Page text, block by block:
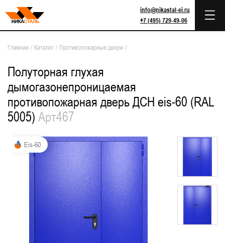
info@nikastal-ei.ru
+7 (495) 729-49-06
Главная / Каталог / Противопожарные двери /
Полуторная глухая
дымогазонепроницаемая
противопожарная дверь ДСН eis-60 (RAL
5005) Арт467
Eis-60